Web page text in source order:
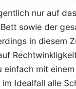
nur auf das
sowie der
in diesem
einfach mit einem
Idealfall alle